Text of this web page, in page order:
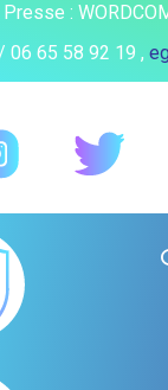
:
06 65 58 92 19 ,